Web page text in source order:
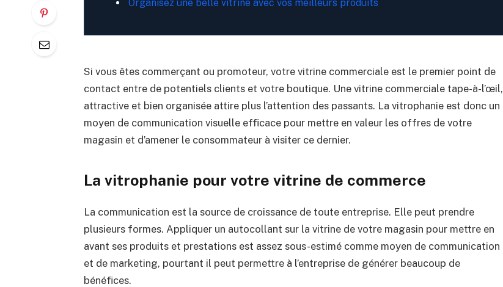
Organisez une belle vitrine avec vos meilleurs produits
Si vous êtes commerçant ou promoteur, votre vitrine commerciale est le premier point de
contact entre de potentiels clients et votre boutique. Une vitrine commerciale tape-à-l’œil,
attractive et bien organisée attire plus l’attention des passants. La vitrophanie est donc un
moyen de communication visuelle efficace pour mettre en valeur les offres de votre
magasin et d’amener le consommateur à visiter ce dernier.
La vitrophanie pour votre vitrine de commerce
La communication est la source de croissance de toute entreprise. Elle peut prendre
plusieurs formes. Appliquer un autocollant sur la vitrine de votre magasin pour mettre en
avant ses produits et prestations est assez sous-estimé comme moyen de communication
et de marketing, pourtant il peut permettre à l’entreprise de générer beaucoup de
bénéfices.